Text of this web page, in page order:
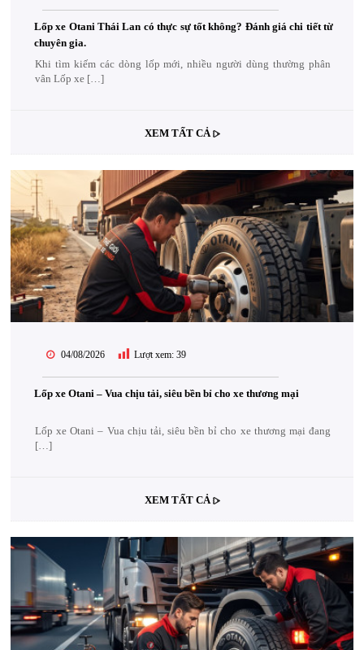
Lốp xe Otani Thái Lan có thực sự tốt không? Đánh giá chi tiết từ
chuyên gia.
Khi tìm kiếm các dòng lốp mới, nhiều người dùng thường phân
vân Lốp xe […]
XEM TẤT CẢ
04/08/2026 Lượt xem: 39
Lốp xe Otani – Vua chịu tải, siêu bền bỉ cho xe thương mại
Lốp xe Otani – Vua chịu tải, siêu bền bỉ cho xe thương mại đang
[…]
XEM TẤT CẢ